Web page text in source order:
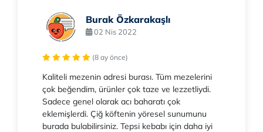
Burak Özkarakaşlı
02 Nis 2022
(8 ay önce)
Kaliteli mezenin adresi burası. Tüm mezelerini
çok beğendim, ürünler çok taze ve lezzetliydi.
Sadece genel olarak acı baharatı çok
eklemişlerdi. Çiğ köftenin yöresel sunumunu
burada bulabilirsiniz. Tepsi kebabı için daha iyi